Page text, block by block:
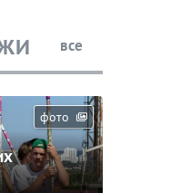
все
фото